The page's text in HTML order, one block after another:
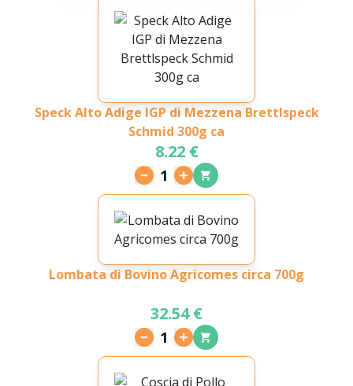
Speck Alto Adige IGP di Mezzena Brettlspeck
Schmid 300g ca
8.22 €
1
Lombata di Bovino Agricomes circa 700g
32.54 €
1